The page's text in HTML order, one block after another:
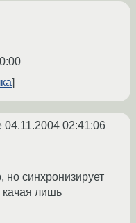
04.11.2004 02:41:06
но синхронизирует
лишь